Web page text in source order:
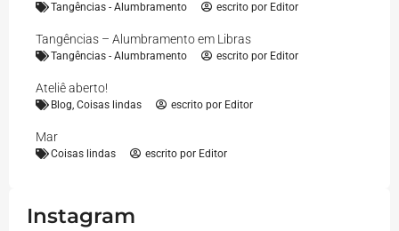
Tangências - Alumbramento escrito por Editor
Tangências – Alumbramento em Libras
Tangências - Alumbramento escrito por Editor
Ateliê aberto!
Blog, Coisas lindas escrito por Editor
Mar
Coisas lindas escrito por Editor
Instagram